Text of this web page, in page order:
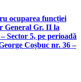
ocuparea funcției
General Gr. II la
Sector 5, pe perioadă
Coșbuc nr. 36 –